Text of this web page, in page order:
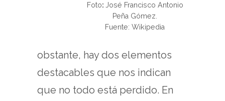
Foto: José Francisco Antonio
Peña Gómez.
Fuente: Wikipedia
obstante, hay dos elementos
destacables que nos indican
que no todo está perdido. En